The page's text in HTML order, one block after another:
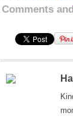
Comments and